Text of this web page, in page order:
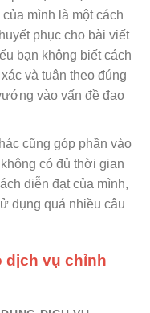
mình là một cách
phục cho bài viết
bạn không biết cách
và tuân theo đúng
vào vấn đề đạo
cũng góp phần vào
có đủ thời gian
diễn đạt của mình,
dụng quá nhiều câu
dịch vụ chỉnh